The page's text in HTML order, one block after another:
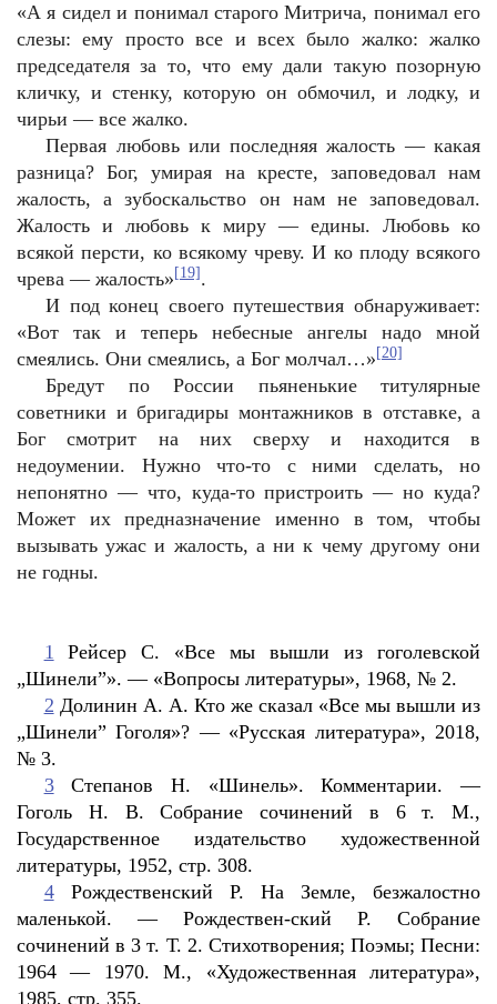
«А я сидел и понимал старого Митрича, понимал его
слезы: ему просто все и всех было жалко: жалко
председателя за то, что ему дали такую позорную
кличку, и стенку, которую он обмочил, и лодку, и
чирьи — все жалко.
Первая любовь или последняя жалость — какая
разница? Бог, умирая на кресте, заповедовал нам
жалость, а зубоскальство он нам не заповедовал.
Жалость и любовь к миру — едины. Любовь ко
всякой персти, ко всякому чреву. И ко плоду всякого
чрева — жалость» [19] .
И под конец своего путешествия обнаруживает:
«Вот так и теперь небесные ангелы надо мной
смеялись. Они смеялись, а Бог молчал…» [20]
Бредут по России пьяненькие титулярные
советники и бригадиры монтажников в отставке, а
Бог смотрит на них сверху и находится в
недоумении. Нужно что-то с ними сделать, но
непонятно — что, куда-то пристроить — но куда?
Может их предназначение именно в том, чтобы
вызывать ужас и жалость, а ни к чему другому они
не годны.
1 Рейсер С. «Все мы вышли из гоголевской
„Шинели”». — «Вопросы литературы», 1968, № 2.
2 Долинин А. А. Кто же сказал «Все мы вышли из
„Шинели” Гоголя»? — «Русская литература», 2018,
№ 3.
3Степанов Н. «Шинель». Комментарии. —
Гоголь Н. В. Собрание сочинений в 6 т. М.,
Государственное издательство художественной
литературы, 1952, стр. 308.
4Рождественский Р. На Земле, безжалостно
маленькой. — Рождествен-ский Р. Собрание
сочинений в 3 т. Т. 2. Стихотворения; Поэмы; Песни:
1964 — 1970. М., «Художественная литература»,
1985, стр. 355.